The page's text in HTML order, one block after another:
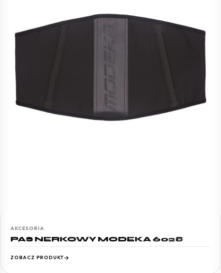
AKCESORIA
PAS NERKOWY MODEKA 6028
ZOBACZ PRODUKT